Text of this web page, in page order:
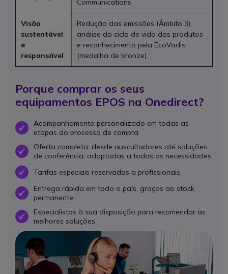
Visão
sustentável
e
responsável
Redução das emissões (Âmbito 3),
análise do ciclo de vida dos produtos
e reconhecimento pela EcoVadis
(medalha de bronze).
Porque comprar os seus
equipamentos EPOS na Onedirect?
OKAcompanhamento personalizado em todas as
etapas do processo de compra
OKOferta completa: desde auscultadores até soluções
de conferência, adaptadas a todas as necessidades
OKTarifas especiais reservadas a profissionais
OKEntrega rápida em todo o país, graças ao stock
permanente
OKEspecialistas à sua disposição para recomendar as
melhores soluções